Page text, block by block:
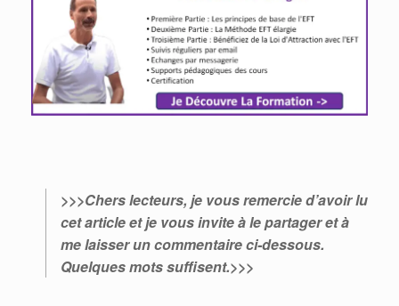
>>>Chers lecteurs, je vous remercie d’avoir lu
cet article et je vous invite à le partager et à
me laisser un commentaire ci-dessous.
Quelques mots suffisent.>>>